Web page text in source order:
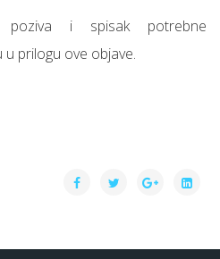
poziva i spisak potrebne
prilogu ove objave.